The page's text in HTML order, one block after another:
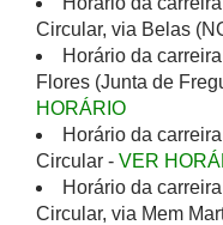
Circular, via Belas
Horário da
Flores (Junta de
HORÁRIO
Horário da
Circular - VER
Horário da
Circular, via Mem